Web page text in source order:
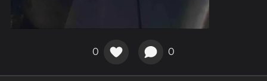
0 0